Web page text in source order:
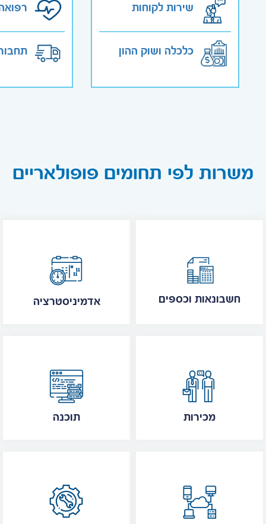
שירות לקוחות
כלכלה ושוק ההון
משרות לפי תחומים פופולאריים
אדמיניסטרציה חשבונאות וכספים
תוכנה מכירות